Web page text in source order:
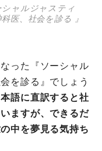
ャルジャスティ
医、社会を診る 』
った『ソーシャル
を診る』でしょう
語に直訳すると社
ますが、できるだ
中を夢見る気持ち